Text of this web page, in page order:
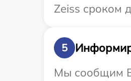
Zeiss сроком
5
Мы сообщим